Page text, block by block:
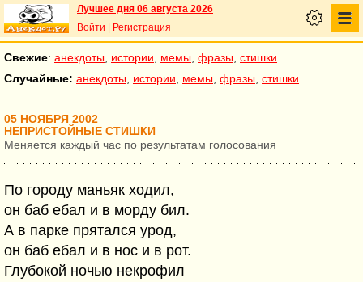
Лучшее дня 06 августа 2026
Войти
Регистрация
Свежие: анекдоты истории мемы фразы стишки
Случайные: анекдоты истории мемы фразы стишки
05 НОЯБРЯ 2002
НЕПРИСТОЙНЫЕ СТИШКИ
Меняется каждый час по результатам голосования
По городу маньяк ходил,
он баб ебал и в морду бил.
А в парке прятался урод,
он баб ебал и в нос и в рот.
Глубокой ночью некрофил